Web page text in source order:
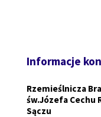
Informacje
Rzemieślnicza
św.Józefa Cechu
Sączu